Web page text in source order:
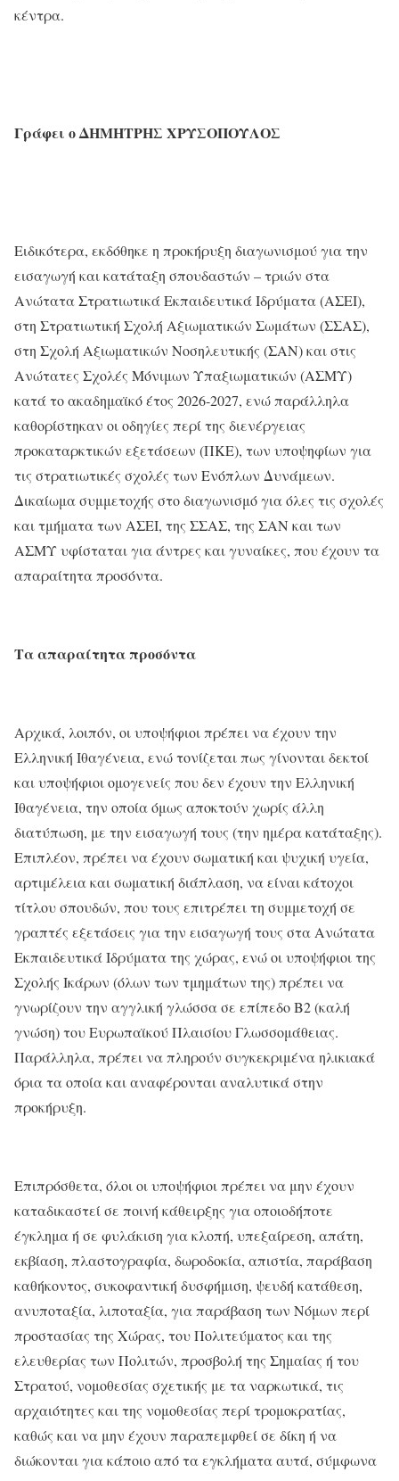
κέντρα.
Γράφει οΔΗΜΗΤΡΗΣ ΧΡΥΣΟΠΟΥΛΟΣ
Ειδικότερα, εκδόθηκε η προκήρυξη διαγωνισμού για την
εισαγωγή και κατάταξη σπουδαστών – τριών στα
Ανώτατα Στρατιωτικά Εκπαιδευτικά Ιδρύματα (ΑΣΕΙ),
στη Στρατιωτική Σχολή Αξιωματικών Σωμάτων (ΣΣΑΣ),
στη Σχολή Αξιωματικών Νοσηλευτικής (ΣΑΝ) και στις
Ανώτατες Σχολές Μόνιμων Υπαξιωματικών (ΑΣΜΥ)
κατά το ακαδημαϊκό έτος 2026-2027, ενώ παράλληλα
καθορίστηκαν οι οδηγίες περί της διενέργειας
προκαταρκτικών εξετάσεων (ΠΚΕ), των υποψηφίων για
τις στρατιωτικές σχολές των Ενόπλων Δυνάμεων.
Δικαίωμα συμμετοχής στο διαγωνισμό για όλες τις σχολές
και τμήματα των ΑΣΕΙ, της ΣΣΑΣ, της ΣΑΝ και των
ΑΣΜΥ υφίσταται για άντρες και γυναίκες, που έχουν τα
απαραίτητα προσόντα.
Τα απαραίτητα προσόντα
Αρχικά, λοιπόν, οι υποψήφιοι πρέπει να έχουν την
Ελληνική Ιθαγένεια, ενώ τονίζεται πως γίνονται δεκτοί
και υποψήφιοι ομογενείς που δεν έχουν την Ελληνική
Ιθαγένεια, την οποία όμως αποκτούν χωρίς άλλη
διατύπωση, με την εισαγωγή τους (την ημέρα κατάταξης).
Επιπλέον, πρέπει να έχουν σωματική και ψυχική υγεία,
αρτιμέλεια και σωματική διάπλαση, να είναι κάτοχοι
τίτλου σπουδών, που τους επιτρέπει τη συμμετοχή σε
γραπτές εξετάσεις για την εισαγωγή τους στα Ανώτατα
Εκπαιδευτικά Ιδρύματα της χώρας, ενώ οι υποψήφιοι της
Σχολής Ικάρων (όλων των τμημάτων της) πρέπει να
γνωρίζουν την αγγλική γλώσσα σε επίπεδο Β2 (καλή
γνώση) του Ευρωπαϊκού Πλαισίου Γλωσσομάθειας.
Παράλληλα, πρέπει να πληρούν συγκεκριμένα ηλικιακά
όρια τα οποία και αναφέρονται αναλυτικά στην
προκήρυξη.
Επιπρόσθετα, όλοι οι υποψήφιοι πρέπει να μην έχουν
καταδικαστεί σε ποινή κάθειρξης για οποιοδήποτε
έγκλημα ή σε φυλάκιση για κλοπή, υπεξαίρεση, απάτη,
εκβίαση, πλαστογραφία, δωροδοκία, απιστία, παράβαση
καθήκοντος, συκοφαντική δυσφήμιση, ψευδή κατάθεση,
ανυποταξία, λιποταξία, για παράβαση των Νόμων περί
προστασίας της Χώρας, του Πολιτεύματος και της
ελευθερίας των Πολιτών, προσβολή της Σημαίας ή του
Στρατού, νομοθεσίας σχετικής με τα ναρκωτικά, τις
αρχαιότητες και της νομοθεσίας περί τρομοκρατίας,
καθώς και να μην έχουν παραπεμφθεί σε δίκη ή να
διώκονται για κάποιο από τα εγκλήματα αυτά, σύμφωνα